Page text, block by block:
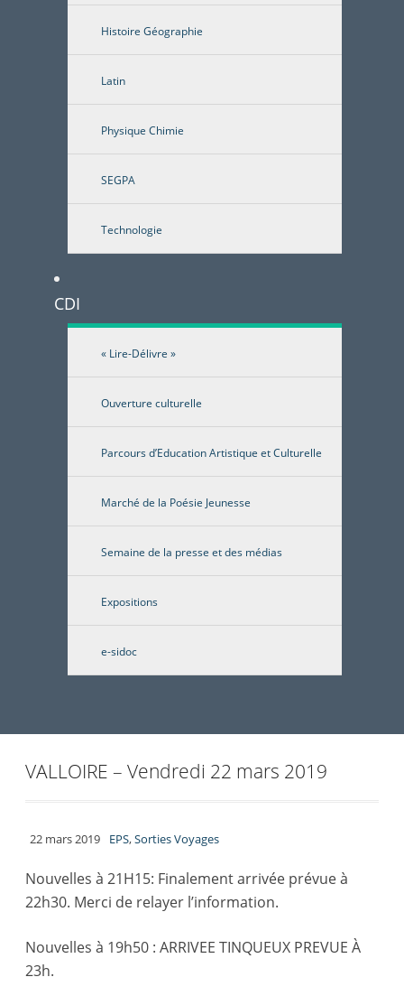
Histoire Géographie
Latin
Physique Chimie
SEGPA
Technologie
CDI
« Lire-Délivre »
Ouverture culturelle
Parcours d’Education Artistique et Culturelle
Marché de la Poésie Jeunesse
Semaine de la presse et des médias
Expositions
e-sidoc
VALLOIRE – Vendredi 22 mars 2019
22 mars 2019 EPS,Sorties Voyages
Nouvelles à 21H15: Finalement arrivée prévue à
22h30. Merci de relayer l’information.
Nouvelles à 19h50 : ARRIVEE TINQUEUX PREVUE À
23h.